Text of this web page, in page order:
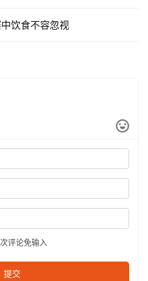
饮食不容忽视
评论免输入
提交